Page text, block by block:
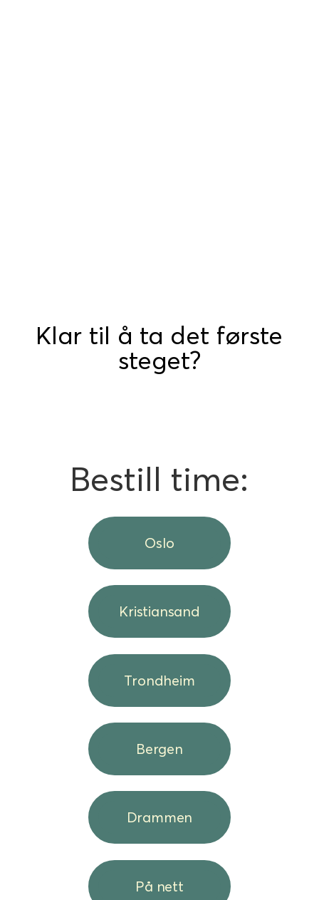
Klar til å ta det første
steget?
Bestill time:
Oslo
Kristiansand
Trondheim
Bergen
Drammen
På nett